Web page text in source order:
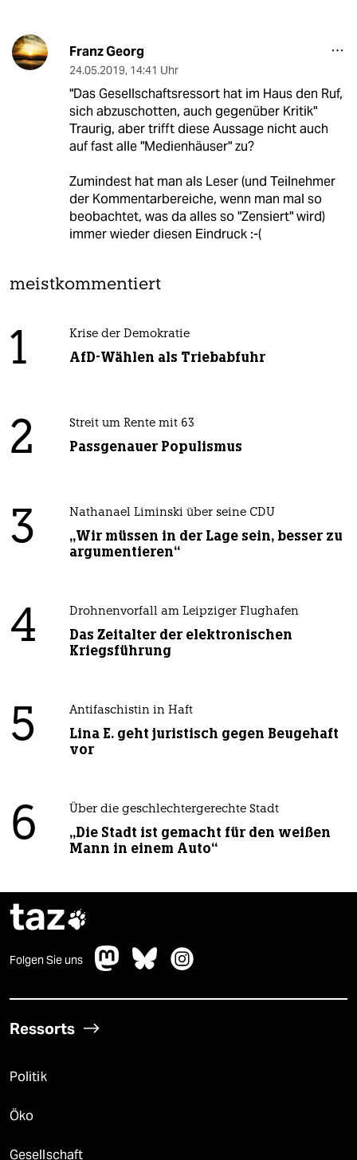
Franz Georg
24.05.2019, 14:41 Uhr
"Das Gesellschaftsressort hat im Haus den Ruf,
sich abzuschotten, auch gegenüber Kritik"
Traurig, aber trifft diese Aussage nicht auch
auf fast alle "Medienhäuser" zu?
Zumindest hat man als Leser (und Teilnehmer
der Kommentarbereiche, wenn man mal so
beobachtet, was da alles so "Zensiert" wird)
immer wieder diesen Eindruck :-(
meistkommentiert
1 Krise der Demokratie
AfD-Wählen als Triebabfuhr
2 Streit um Rente mit 63
Passgenauer Populismus
3 Nathanael Liminski über seine CDU
„Wir müssen in der Lage sein, besser zu
argumentieren“
4 Drohnenvorfall am Leipziger Flughafen
Das Zeitalter der elektronischen
Kriegsführung
5 Antifaschistin in Haft
Lina E. geht juristisch gegen Beugehaft
vor
6 Über die geschlechtergerechte Stadt
„Die Stadt ist gemacht für den weißen
Mann in einem Auto“
taz
Folgen Sie uns
Ressorts
Politik
Öko
Gesellschaft